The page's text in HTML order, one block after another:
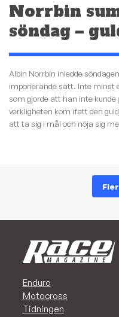
Norrbin
söndag –
Albin Norrbin inledde
imponerande sätt. Inte minst
som gjorde att han inte
verkligheten kom ifatt den
att ta sig i mål och nöja sig
Enduro
Motocross
Tidningen